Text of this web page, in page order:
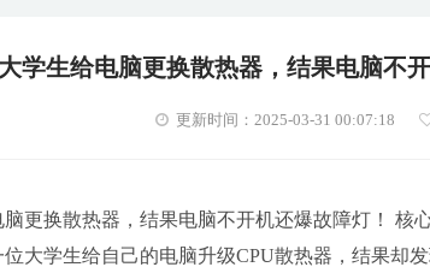
学生给电脑更换散热器，结果电脑不
更新时间：2025-03-31 00:07:18
脑更换散热器，结果电脑不开机还爆故障灯！ 核
大学生给自己的电脑升级CPU散热器，结果却